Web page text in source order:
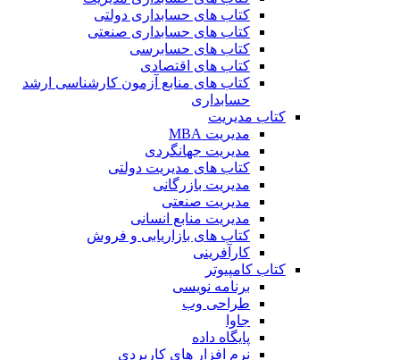
کتاب های حسابداری دولتی
کتاب های حسابداری صنعتی
کتاب های حسابرسی
کتاب های اقتصادی
کتاب های منابع آزمون کارشناسی ارشد
حسابداری
کتاب مدیریت
مدیریت MBA
مدیریت جهانگردی
کتاب های مدیریت دولتی
مدیریت بازرگانی
مدیریت صنعتی
مدیریت منابع انسانی
کتاب های بازاریابی و فروش
کارآفرینی
کتاب کامپیوتر
برنامه نویسی
طراحی وب
جاوا
پایگاه داده
نرم افزار های کاربردی